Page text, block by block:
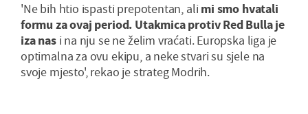
'Ne bih htio ispasti prepotentan, ali mi smo hvatali
formu za ovaj period. Utakmica protiv Red Bulla je
iza nasi na nju se ne želim vraćati. Europska liga je
optimalna za ovu ekipu, a neke stvari su sjele na
svoje mjesto', rekao je strateg Modrih.